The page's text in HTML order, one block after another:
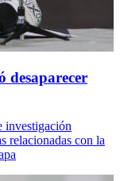
desaparecer
investigación
relacionadas con la